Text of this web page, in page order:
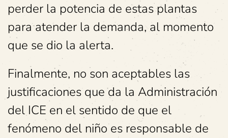
perder la potencia de estas plantas
para atender la demanda, al momento
que se dio la alerta.
Finalmente, no son aceptables las
justificaciones que da la Administración
del ICE en el sentido de que el
fenómeno del niño es responsable de